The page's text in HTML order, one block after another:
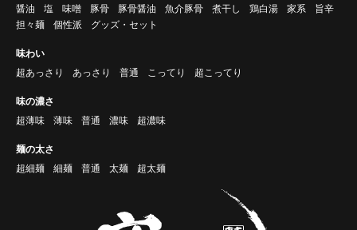
醤油
塩 味噌 豚骨 豚骨醤油 魚介豚骨 煮干し 鶏白湯 家系
旨辛
担々麺
個性派 グッズ・セット
味わい
超あっさり
あっさり 普通 こってり 超こってり
味の濃さ
超薄味
薄味 普通 濃味 超濃味
麺の太さ
超細麺
細麺 普通 太麺 超太麺